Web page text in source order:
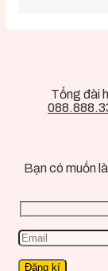
Tổng đài
Bạn có muốn